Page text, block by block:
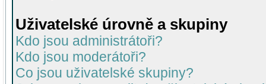
Uživatelské úrovně a skupiny
Kdo jsou administrátoři?
Kdo jsou moderátoři?
Co jsou uživatelské skupiny?